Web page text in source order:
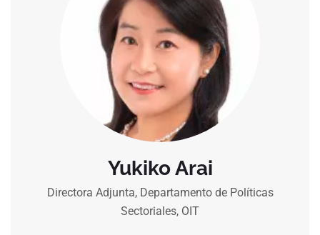
Yukiko Arai
Directora Adjunta, Departamento de Políticas
Sectoriales, OIT